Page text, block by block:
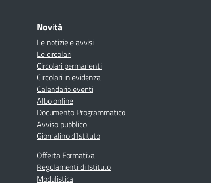
Novità
Le notizie e avvisi
Le circolari
Circolari permanenti
Circolari in evidenza
Calendario eventi
Albo online
Documento Programmatico
Avviso pubblico
Giornalino d’Istituto
Offerta Formativa
Regolamenti di Istituto
Modulistica